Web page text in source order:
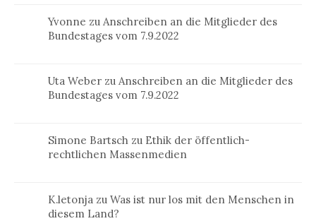
Yvonne zuAnschreiben an die Mitglieder des
Bundestages vom 7.9.2022
Uta Weber zuAnschreiben an die Mitglieder des
Bundestages vom 7.9.2022
Simone Bartsch zu Ethik der öffentlich-
rechtlichen Massenmedien
K.letonja zuWas ist nur los mit den Menschen in
diesem Land?